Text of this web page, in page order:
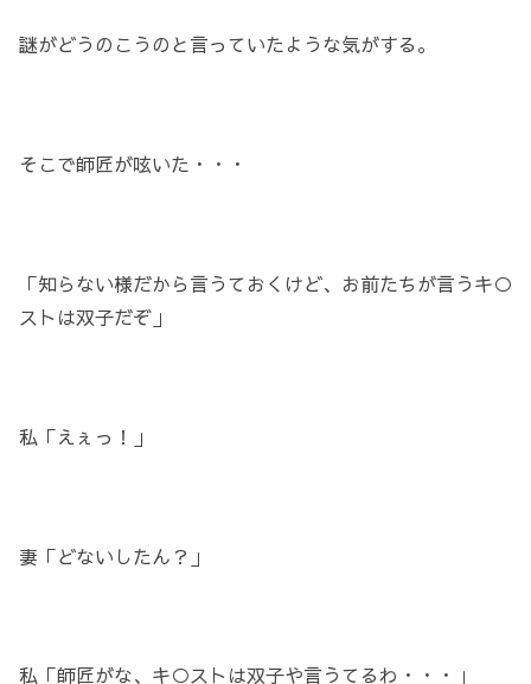
謎がどうのこうのと言っていたような気がする。
そこで師匠が呟いた・・・
「知らない様だから言うておくけど、お前たちが言うキ○
ストは双子だぞ」
私「えぇっ！」
妻「どないしたん？」
私「師匠がな、キ○ストは双子や言うてるわ・・・」